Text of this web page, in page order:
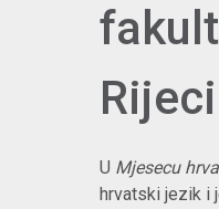
Rijeci
U Mjesecu
hrvatski jezik i